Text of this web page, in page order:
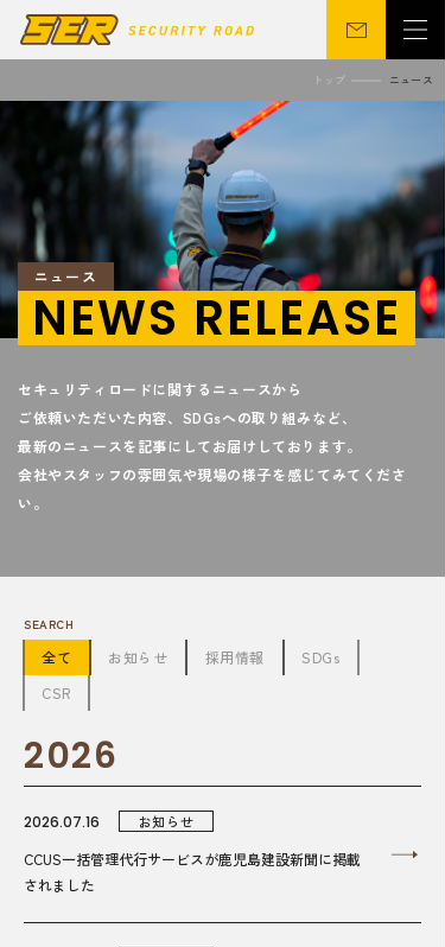
会社概要
警備事業
関連事業
営業所
ニュース
サステナビリティ
CSR
シニア向け
採用情報 お問い合わせ
トップ ニュース
ニュース
NEWS RELEASE
セキュリティロードに関するニュースから
ご依頼いただいた内容、SDGsへの取り組みなど、
最新のニュースを記事にしてお届けしております。
会社やスタッフの雰囲気や現場の様子を感じてみてくださ
い。
SEARCH
全て お知らせ 採用情報
SDGs
CSR
2026
2026.07.16 お知らせ
CCUS一括管理代行サービスが鹿児島建設新聞に掲載
されました